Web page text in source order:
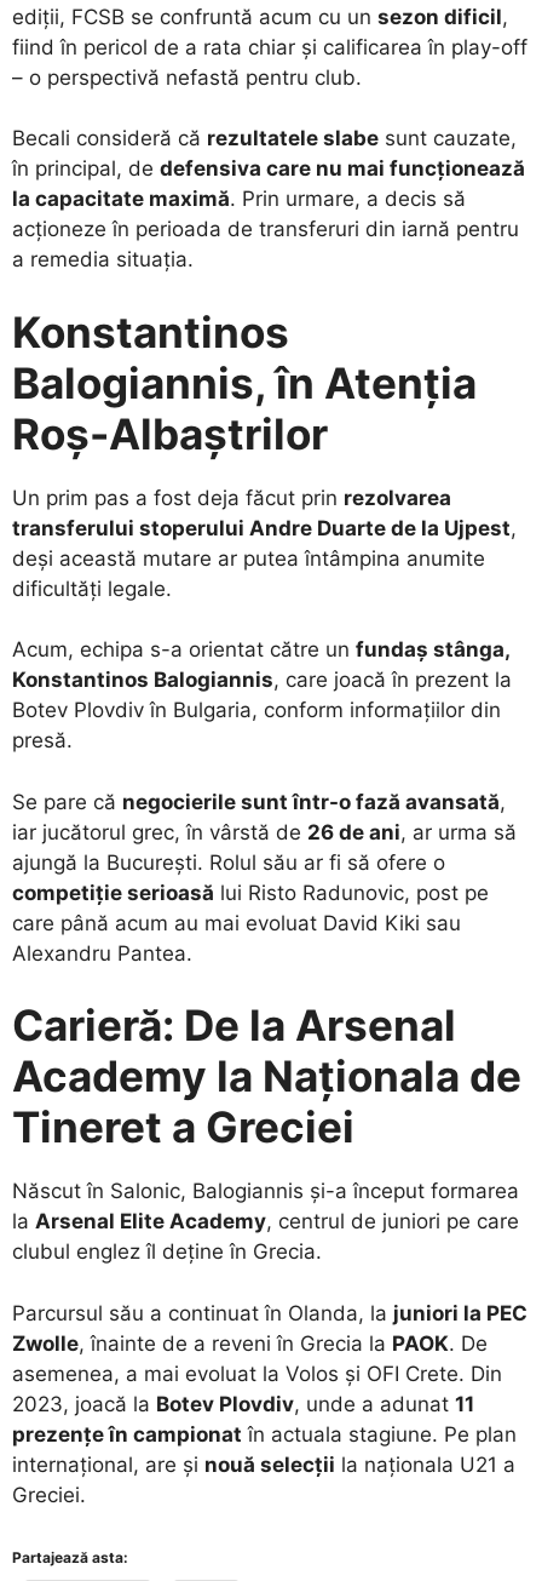
ediții, FCSB se confruntă acum cu un sezon dificil,
fiind în pericol de a rata chiar și calificarea în play-off
– o perspectivă nefastă pentru club.
​Becali consideră că rezultatele slabe sunt cauzate,
în principal, de defensiva care nu mai funcționează
la capacitate maximă. Prin urmare, a decis să
acționeze în perioada de transferuri din iarnă pentru
a remedia situația.
Konstantinos
Balogiannis, în Atenția
Roș-Albaștrilor
​Un prim pas a fost deja făcut prin rezolvarea
transferului stoperului Andre Duarte de la Ujpest,
deși această mutare ar putea întâmpina anumite
dificultăți legale.
​Acum, echipa s-a orientat către un fundaș stânga,
Konstantinos Balogiannis, care joacă în prezent la
Botev Plovdiv în Bulgaria, conform informațiilor din
presă.
​Se pare că negocierile sunt într-o fază avansată,
iar jucătorul grec, în vârstă de 26 de ani, ar urma să
ajungă la București. Rolul său ar fi să ofere o
competiție serioasă lui Risto Radunovic, post pe
care până acum au mai evoluat David Kiki sau
Alexandru Pantea.
Carieră: De la Arsenal
Academy la Naționala de
Tineret a Greciei
​Născut în Salonic, Balogiannis și-a început formarea
la Arsenal Elite Academy, centrul de juniori pe care
clubul englez îl deține în Grecia.
​Parcursul său a continuat în Olanda, la juniori la PEC
Zwolle, înainte de a reveni în Grecia la PAOK. De
asemenea, a mai evoluat la Volos și OFI Crete. Din
2023, joacă la Botev Plovdiv, unde a adunat 11
prezențe în campionat în actuala stagiune. Pe plan
internațional, are și nouă selecții la naționala U21 a
Greciei.
Partajează asta: